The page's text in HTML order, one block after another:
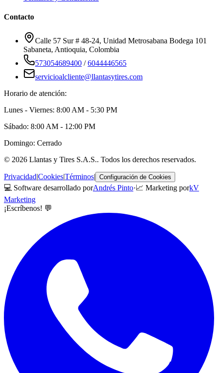
Contacto
Calle 57 Sur # 48-24, Unidad Metrosabana Bodega 101
Sabaneta, Antioquia, Colombia
573054689400 /6044446565
servicioalcliente@llantasytires.com
Horario de atención:
Lunes - Viernes: 8:00 AM - 5:30 PM
Sábado: 8:00 AM - 12:00 PM
Domingo: Cerrado
© 2026 Llantas y Tires S.A.S.. Todos los derechos reservados.
Privacidad|Cookies|Términos| Configuración de Cookies
💻 Software desarrollado porAndrés Pinto·📈 Marketing porkV
Marketing
¡Escríbenos! 💬